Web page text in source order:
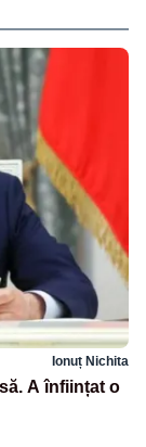
Ionuț Nichita
A înființat o